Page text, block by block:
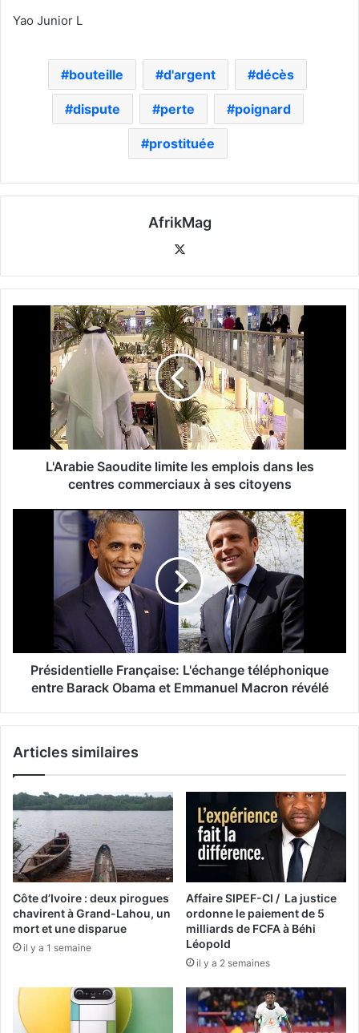
Yao Junior L
bouteille d'argent décès
dispute perte poignard
prostituée
AfrikMag
L'Arabie Saoudite limite les emplois dans les
centres commerciaux à ses citoyens
Présidentielle Française: L'échange téléphonique
entre Barack Obama et Emmanuel Macron révélé
Articles similaires
Côte d’Ivoire : deux pirogues
chavirent à Grand-Lahou, un
mort et une disparue
il y a 1 semaine
Affaire SIPEF-CI / La justice
ordonne le paiement de 5
milliards de FCFA à Béhi
Léopold
il y a 2 semaines